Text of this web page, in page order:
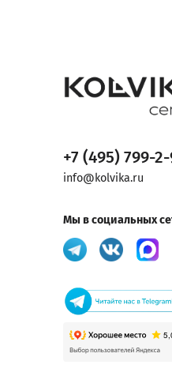
+7 (495) 799-
info@kolvika.ru
Мы в социальных